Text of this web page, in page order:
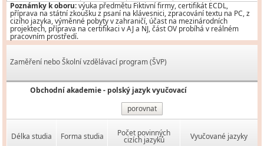
Poznámky k oboru:výuka předmětu Fiktivní firmy, certifikát ECDL,
příprava na státní zkoušku z psaní na klávesnici, zpracování textu na PC, z
cizího jazyka, výměnné pobyty v zahraničí, účast na mezinárodních
projektech, příprava na certifikaci v AJ a NJ, část OV probíhá v reálném
pracovním prostředí.
Zaměření nebo Školní vzdělávací program (ŠVP)
Obchodní akademie - polský jazyk vyučovací
porovnat
Délka studia Forma studia Počet povinných
cizích jazyků Vyučované jazyky